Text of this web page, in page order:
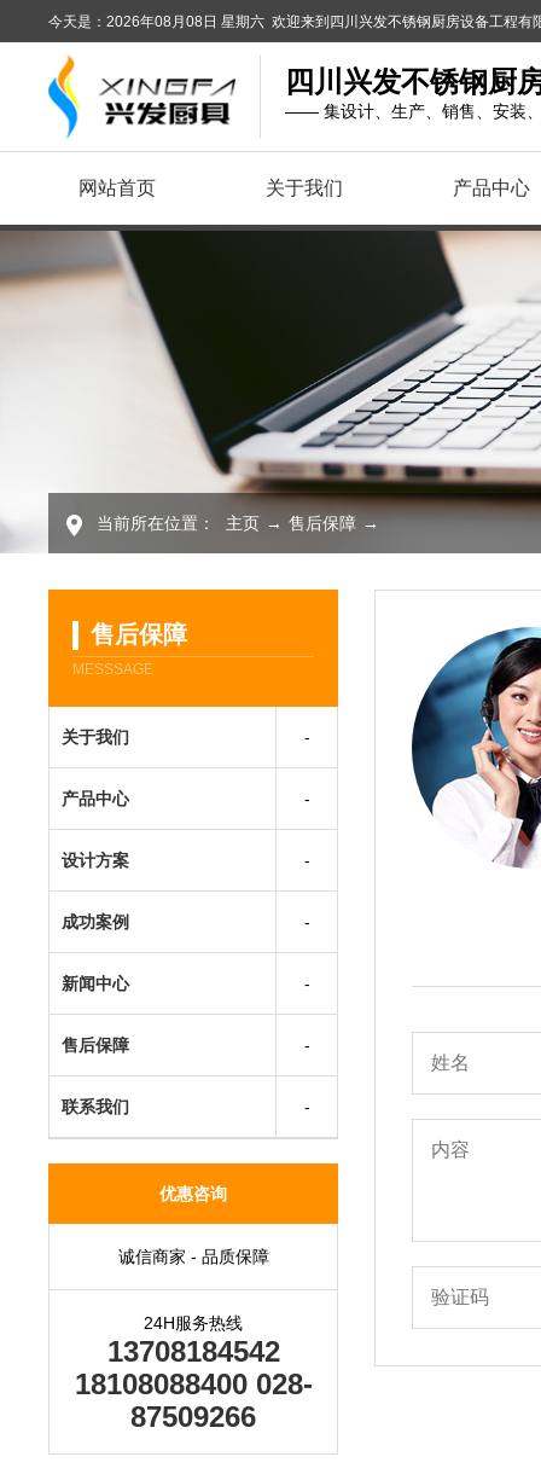
今天是：2026年08月08日 星期六 欢迎来到四川兴发不锈钢厨房设备工程有
四川兴发不锈钢厨
—— 集设计、生产、销售、安装
网站首页 关于我们 产品中心
当前所在位置： 主页 → 售后保障 →
售后保障
MESSSAGE
关于我们
产品中心
设计方案
成功案例
新闻中心
售后保障
联系我们
优惠咨询
诚信商家 - 品质保障
24H服务热线
13708184542
18108088400 028-
87509266